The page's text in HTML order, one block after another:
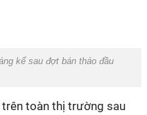
kể sau đợt bán tháo đầu
toàn thị trường sau